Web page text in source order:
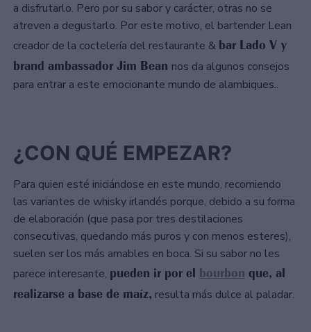
a disfrutarlo. Pero por su sabor y carácter, otras no se
atreven a degustarlo. Por este motivo, el bartender Lean
creador de la coctelería del restaurante & bar Lado V y
brand ambassador Jim Bean nos da algunos consejos
para entrar a este emocionante mundo de alambiques..
¿CON QUÉ EMPEZAR?
Para quien esté iniciándose en este mundo, recomiendo
las variantes de whisky irlandés porque, debido a su forma
de elaboración (que pasa por tres destilaciones
consecutivas, quedando más puros y con menos esteres),
suelen ser los más amables en boca. Si su sabor no les
parece interesante, pueden ir por el bourbon que, al
realizarse a base de maíz, resulta más dulce al paladar.